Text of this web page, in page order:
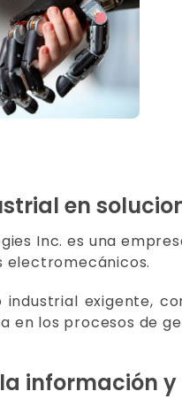
en
Inc. es una
electromecánicos.
exigente,
en los procesos de
información